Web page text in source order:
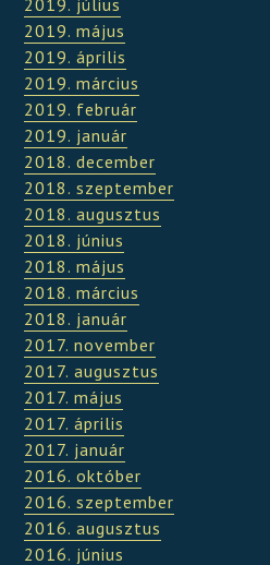
2019. május
2019. április
2019. március
2019. február
2019. január
2018. december
2018. szeptember
2018. augusztus
2018. június
2018. május
2018. március
2018. január
2017. november
2017. augusztus
2017. május
2017. április
2017. január
2016. október
2016. szeptember
2016. augusztus
2016. június